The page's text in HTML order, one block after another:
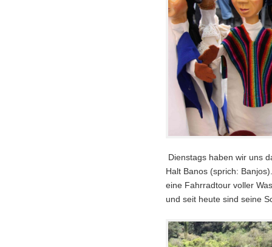
Dienstags haben wir uns
Halt Banos (sprich:
eine Fahrradtour voller
und seit heute sind seine